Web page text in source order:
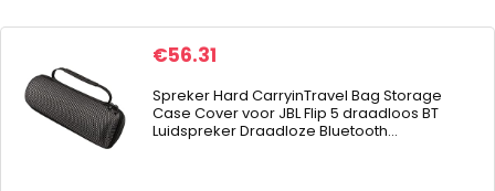
€56.31
Spreker Hard CarryinTravel Bag Storage
Case Cover voor JBL Flip 5 draadloos BT
Luidspreker Draadloze Bluetooth…